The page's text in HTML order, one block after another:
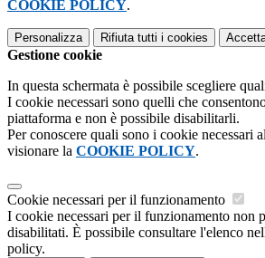
COOKIE POLICY.
Personalizza Rifiuta tutti i cookies
Gestione cookie
In questa schermata è possibile scegliere
I cookie necessari sono quelli che
piattaforma e non è possibile disabilitarli.
Per conoscere quali sono i cookie necessari
visionare la COOKIE POLICY.
Cookie necessari per il funzionamento
I cookie necessari per il funzionamento non
disabilitati. È possibile consultare l'elenco
policy.